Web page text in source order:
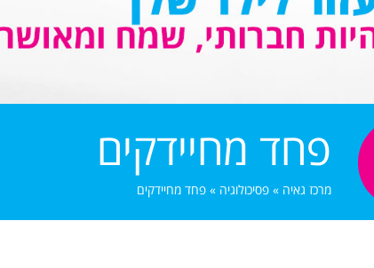
פחד מחיידקים
מרכז גאיה » פסיכולוגיה » פחד מחיידקים